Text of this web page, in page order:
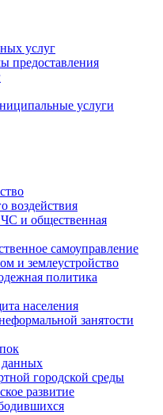
услуг
предоставления
услуги
воздействия
и общественная
самоуправление
и землеустройство
политика
населения
занятости
данных
городской среды
развитие